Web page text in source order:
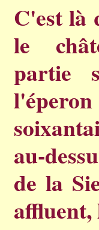
C'est là
le
partie
au-
de la
affluent,